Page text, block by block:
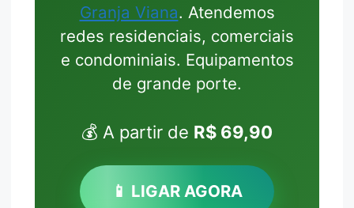
Granja Viana. Atendemos
redes residenciais, comerciais
e condominiais. Equipamentos
de grande porte.
💰 A partir de R$ 69,90
📱 LIGAR AGORA